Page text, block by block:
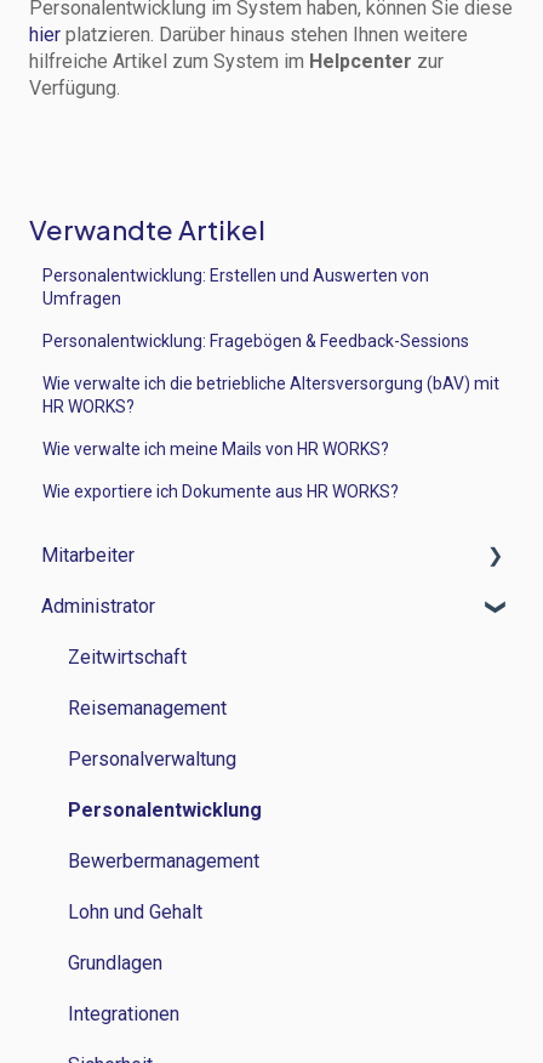
Personalentwicklung im System haben, können Sie diese
hier platzieren. Darüber hinaus stehen Ihnen weitere
hilfreiche Artikel zum System im Helpcenter zur
Verfügung.
Verwandte Artikel
Personalentwicklung: Erstellen und Auswerten von
Umfragen
Personalentwicklung: Fragebögen & Feedback-Sessions
Wie verwalte ich die betriebliche Altersversorgung (bAV) mit
HR WORKS?
Wie verwalte ich meine Mails von HR WORKS?
Wie exportiere ich Dokumente aus HR WORKS?
Mitarbeiter
Zeitwirtschaft
Reisemanagement
Personalverwaltung
Lohn und Gehalt
Grundlagen
Administrator
Zeitwirtschaft
Reisemanagement
Personalverwaltung
Personalentwicklung
Bewerbermanagement
Lohn und Gehalt
Grundlagen
Integrationen